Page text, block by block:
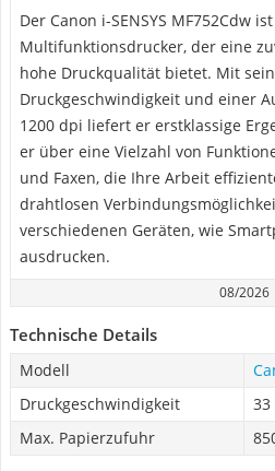
Der Canon i-SENSYS MF752Cdw
Multifunktionsdrucker, der eine
hohe Druckqualität bietet. Mit
Druckgeschwindigkeit und einer
1200 dpi liefert er erstklassige
er über eine Vielzahl von
und Faxen, die Ihre Arbeit
drahtlosen
verschiedenen Geräten, wie
ausdrucken.
08/2026
Technische Details
Modell
Druckgeschwindigkeit
33
Max. Papierzufuhr